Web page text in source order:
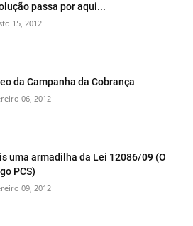
passa por aqui...
15, 2012
da Campanha da Cobrança
06, 2012
uma armadilha da Lei 12086/09 (O
PCS)
09, 2012